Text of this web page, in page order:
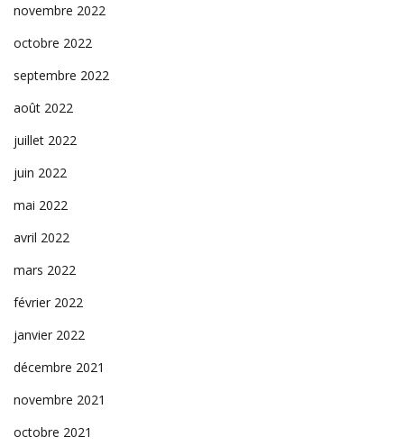
novembre 2022
octobre 2022
septembre 2022
août 2022
juillet 2022
juin 2022
mai 2022
avril 2022
mars 2022
février 2022
janvier 2022
décembre 2021
novembre 2021
octobre 2021